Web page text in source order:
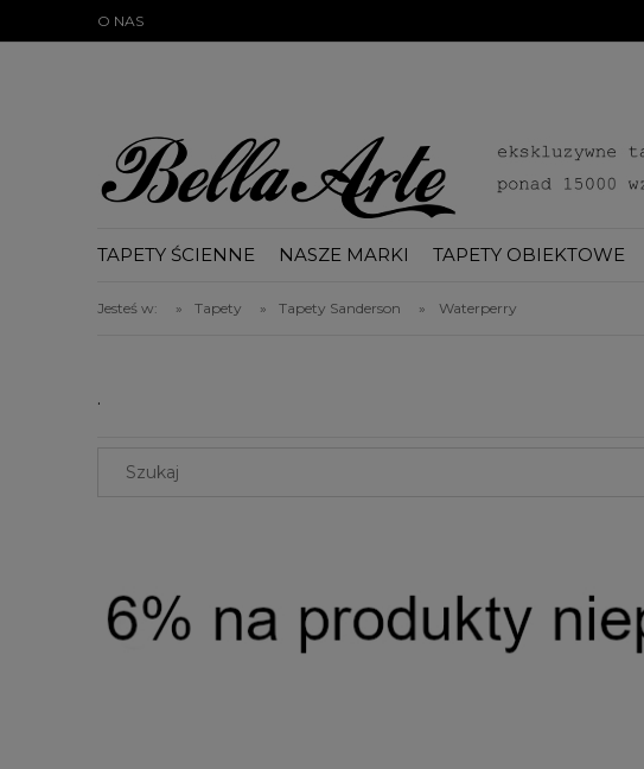
O NAS
TAPETY ŚCIENNE NASZE MARKI TAPETY OBIEKTOWE
BLOG
Jesteś w: » Tapety » Tapety Sanderson » Waterperry
.